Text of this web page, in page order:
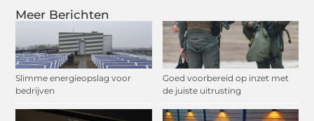
Meer Berichten
Slimme energieopslag voor
bedrijven
Goed voorbereid op inzet met
de juiste uitrusting